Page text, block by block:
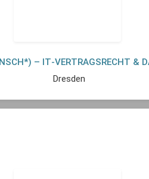
– IT‑VERTRAGSRECHT &
Dresden